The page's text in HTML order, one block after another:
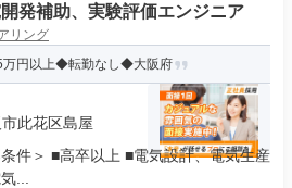
発補助、実験評価エンジニア
リング
円以上◆転勤なし◆大阪府
此花区島屋
件＞ ■高卒以上 ■電気設計、電気生産
...